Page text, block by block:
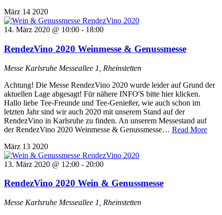
März 14 2020
14. März 2020 @ 10:00 - 18:00
RendezVino 2020 Weinmesse & Genussmesse
Messe Karlsruhe Messeallee 1, Rheinstetten
Achtung! Die Messe RendezVino 2020 wurde leider auf Grund der
aktuellen Lage abgesagt! Für nähere INFO'S bitte hier klicken.
Hallo liebe Tee-Freunde und Tee-Genießer, wie auch schon im
letzten Jahr sind wir auch 2020 mit unserem Stand auf der
RendezVino in Karlsruhe zu finden. An unserem Messestand auf
der RendezVino 2020 Weinmesse & Genussmesse… Read More
März 13 2020
13. März 2020 @ 12:00 - 20:00
RendezVino 2020 Wein & Genussmesse
Messe Karlsruhe Messeallee 1, Rheinstetten